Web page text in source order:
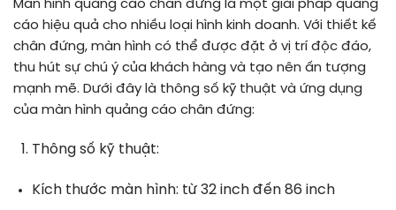
Màn hình quảng cáo chân đứng là một giải pháp quảng
cáo hiệu quả cho nhiều loại hình kinh doanh. Với thiết kế
chân đứng, màn hình có thể được đặt ở vị trí độc đáo,
thu hút sự chú ý của khách hàng và tạo nên ấn tượng
mạnh mẽ. Dưới đây là thông số kỹ thuật và ứng dụng
của màn hình quảng cáo chân đứng:
Thông số kỹ thuật:
Kích thước màn hình: từ 32 inch đến 86 inch